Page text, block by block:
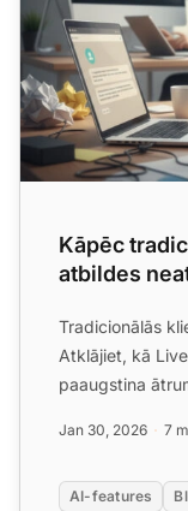
Kāpēc
atbildes
Tradicionālās
Atklājiet, kā
paaugstina
Jan 30, 2026 7
AI-features